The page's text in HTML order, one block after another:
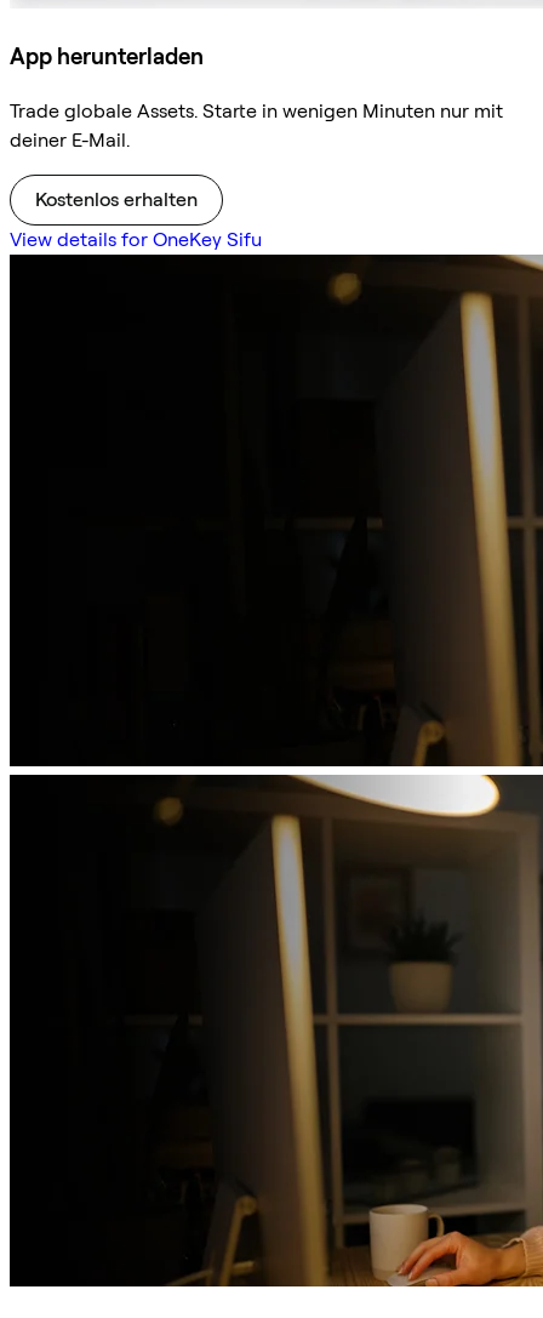
App herunterladen
Trade globale Assets. Starte in wenigen Minuten nur mit
deiner E-Mail.
Kostenlos erhalten
View details for OneKey Sifu